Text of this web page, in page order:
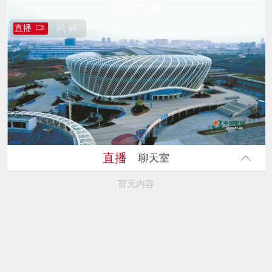
60
直播 60
直播 聊天室
暂无内容